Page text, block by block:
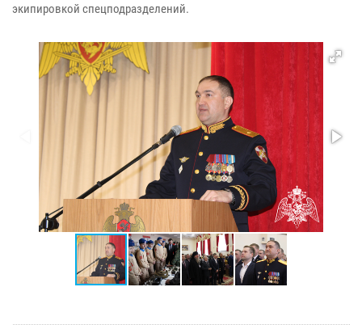
экипировкой спецподразделений.